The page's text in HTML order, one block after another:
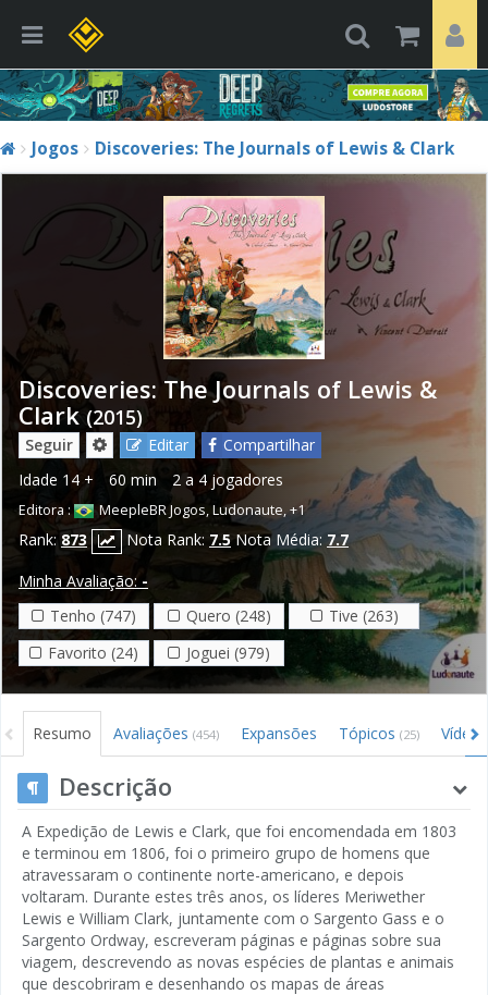
Jogos Discoveries: The Journals of Lewis & Clark
Discoveries: The Journals of Lewis &
Clark (2015)
Seguir Editar
Compartilhar
Idade 14 + 60 min 2 a 4 jogadores
Editora : MeepleBR Jogos,Ludonaute,+1
Rank: 873 Nota Rank: 7.5 Nota Média: 7.7
Minha Avaliação:-
Tenho (747)
Quero (248)
Tive (263)
Favorito (24)
Joguei (979)
Resumo Avaliações (454) Expansões Tópicos (25)
Descrição
A Expedição de Lewis e Clark, que foi encomendada em 1803
e terminou em 1806, foi o primeiro grupo de homens que
atravessaram o continente norte-americano, e depois
voltaram. Durante estes três anos, os líderes Meriwether
Lewis e William Clark, juntamente com o Sargento Gass e o
Sargento Ordway, escreveram páginas e páginas sobre sua
viagem, descrevendo as novas espécies de plantas e animais
que descobriram e desenhando os mapas de áreas